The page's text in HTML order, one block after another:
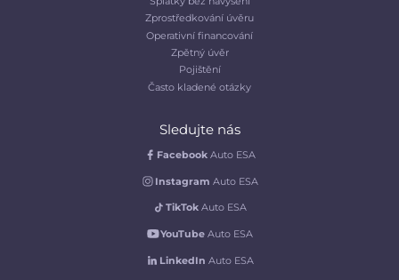
Zprostředkování úvěru
Operativní financování
Zpětný úvěr
Pojištění
Často kladené otázky
Sledujte nás
Facebook Auto ESA
Instagram Auto ESA
TikTok Auto ESA
YouTubeAuto ESA
LinkedIn Auto ESA